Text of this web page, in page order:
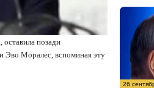
позади
Эво Моралес, вспоминая эту
26